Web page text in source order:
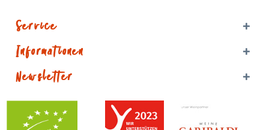
Service
Informationen
Newsletter